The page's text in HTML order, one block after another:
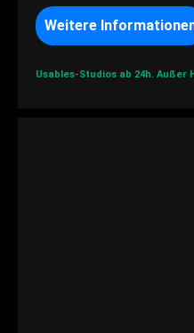
Weitere
Usables-Studios ab 24h. Außer